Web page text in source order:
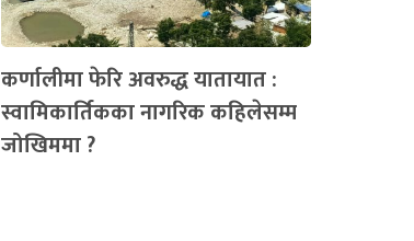
कर्णालीमा फेरि अवरुद्ध यातायात :
स्वामिकार्तिकका नागरिक कहिलेसम्म
जोखिममा ?